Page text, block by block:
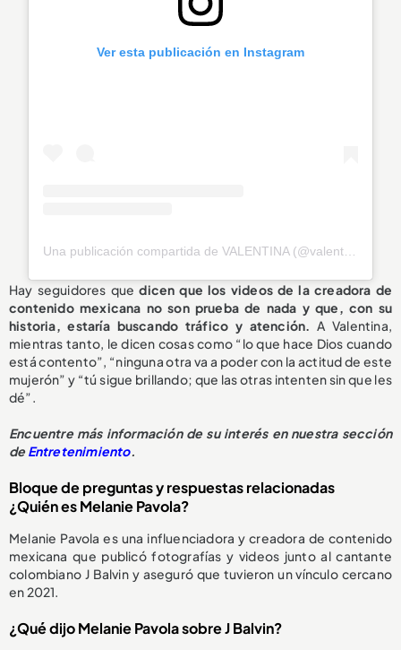
Ver esta publicación en Instagram
Hay seguidores quedicen que los videos de la creadora de
contenido mexicana no son prueba de nada y que, con su
historia, estaría buscando tráfico y atención. A Valentina,
mientras tanto, le dicen cosas como “lo que hace Dios cuando
está contento”, “ninguna otra va a poder con la actitud de este
mujerón” y “tú sigue brillando; que las otras intenten sin que les
dé”.
Encuentre más información de su interés en nuestra sección
deEntretenimiento.
Bloque de preguntas y respuestas relacionadas
¿Quién es Melanie Pavola?
Melanie Pavola es una influenciadora y creadora de contenido
mexicana que publicó fotografías y videos junto al cantante
colombiano J Balvin y aseguró que tuvieron un vínculo cercano
en 2021.
¿Qué dijo Melanie Pavola sobre J Balvin?